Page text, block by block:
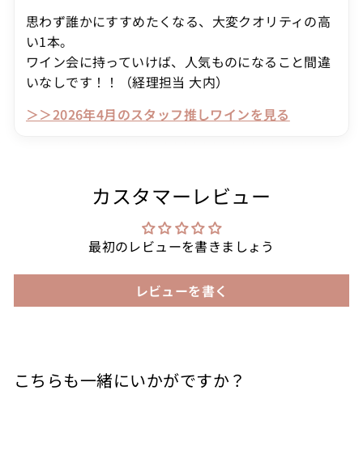
思わず誰かにすすめたくなる、大変クオリティの高
い1本。
ワイン会に持っていけば、人気ものになること間違
いなしです！！（経理担当 大内）
＞＞2026年4月のスタッフ推しワインを見る
カスタマーレビュー
最初のレビューを書きましょう
レビューを書く
こちらも一緒にいかがですか？